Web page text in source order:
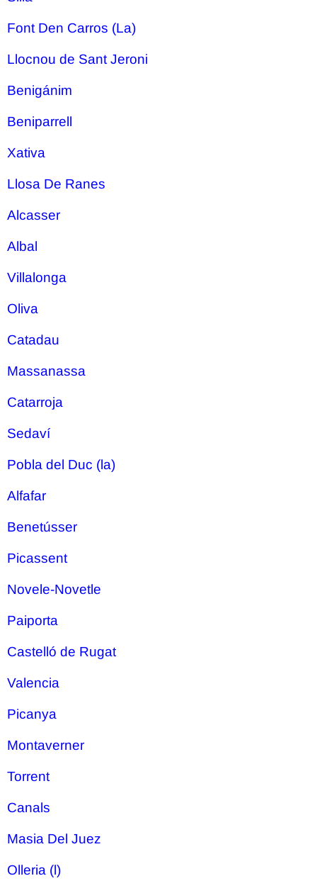
Font Den Carros (La)
Llocnou de Sant Jeroni
Benigánim
Beniparrell
Xativa
Llosa De Ranes
Alcasser
Albal
Villalonga
Oliva
Catadau
Massanassa
Catarroja
Sedaví
Pobla del Duc (la)
Alfafar
Benetússer
Picassent
Novele-Novetle
Paiporta
Castelló de Rugat
Valencia
Picanya
Montaverner
Torrent
Canals
Masia Del Juez
Olleria (l)